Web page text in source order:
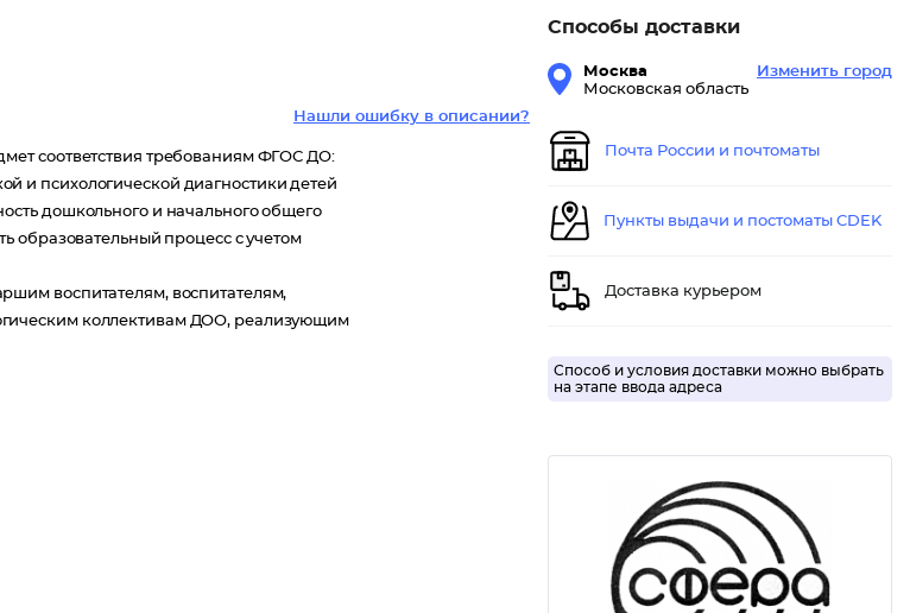
Нашли ошибку в описании?
соответствия требованиям ФГОС ДО:
и психологической диагностики детей
дошкольного и начального общего
образовательный процесс с учетом
воспитателям, воспитателям,
коллективам ДОО, реализующим
Способы доставки
Москва
Московская область
Изменить город
Почта России и почтоматы
Пункты выдачи и постоматы CDEK
Доставка курьером
Способ и условия доставки можно выбрать
на этапе ввода адреса